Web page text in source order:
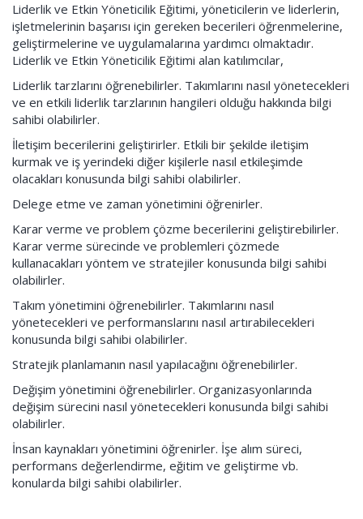
Liderlik ve Etkin Yöneticilik Eğitimi, yöneticilerin ve liderlerin,
işletmelerinin başarısı için gereken becerileri öğrenmelerine,
geliştirmelerine ve uygulamalarına yardımcı olmaktadır.
Liderlik ve Etkin Yöneticilik Eğitimi alan katılımcılar,
Liderlik tarzlarını öğrenebilirler. Takımlarını nasıl yönetecekleri
ve en etkili liderlik tarzlarının hangileri olduğu hakkında bilgi
sahibi olabilirler.
İletişim becerilerini geliştirirler. Etkili bir şekilde iletişim
kurmak ve iş yerindeki diğer kişilerle nasıl etkileşimde
olacakları konusunda bilgi sahibi olabilirler.
Delege etme ve zaman yönetimini öğrenirler.
Karar verme ve problem çözme becerilerini geliştirebilirler.
Karar verme sürecinde ve problemleri çözmede
kullanacakları yöntem ve stratejiler konusunda bilgi sahibi
olabilirler.
Takım yönetimini öğrenebilirler. Takımlarını nasıl
yönetecekleri ve performanslarını nasıl artırabilecekleri
konusunda bilgi sahibi olabilirler.
Stratejik planlamanın nasıl yapılacağını öğrenebilirler.
Değişim yönetimini öğrenebilirler. Organizasyonlarında
değişim sürecini nasıl yönetecekleri konusunda bilgi sahibi
olabilirler.
İnsan kaynakları yönetimini öğrenirler. İşe alım süreci,
performans değerlendirme, eğitim ve geliştirme vb.
konularda bilgi sahibi olabilirler.